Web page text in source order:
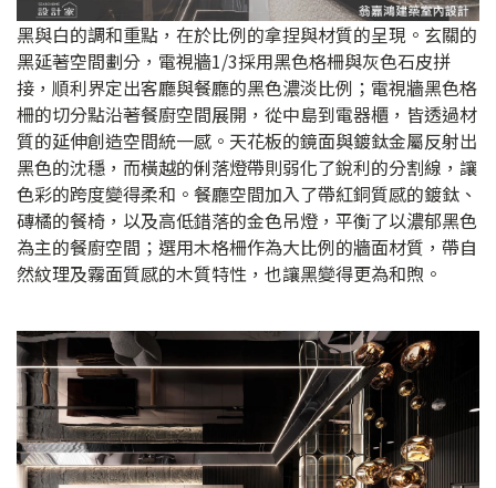
黑與白的調和重點，在於比例的拿捏與材質的呈現。玄關的
黑延著空間劃分，電視牆1/3採用黑色格柵與灰色石皮拼
接，順利界定出客廳與餐廳的黑色濃淡比例；電視牆黑色格
柵的切分點沿著餐廚空間展開，從中島到電器櫃，皆透過材
質的延伸創造空間統一感。天花板的鏡面與鍍鈦金屬反射出
黑色的沈穩，而橫越的俐落燈帶則弱化了銳利的分割線，讓
色彩的跨度變得柔和。餐廳空間加入了帶紅銅質感的鍍鈦、
磚橘的餐椅，以及高低錯落的金色吊燈，平衡了以濃郁黑色
為主的餐廚空間；選用木格柵作為大比例的牆面材質，帶自
然紋理及霧面質感的木質特性，也讓黑變得更為和煦。